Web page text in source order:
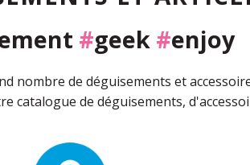
#geek #enjoy
nombre de déguisements et
catalogue de déguisements,